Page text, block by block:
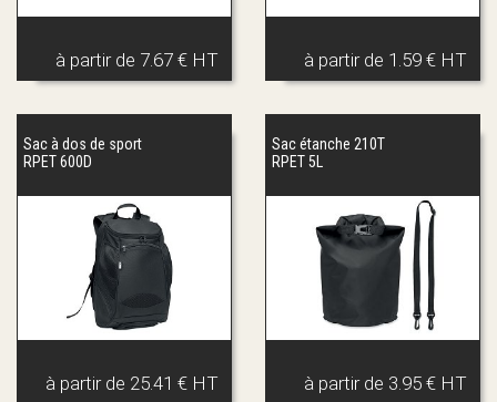
à partir de 7.67 € HT à partir de 1.59 € HT
Sac à dos de sport
RPET 600D
à partir de 25.41 € HT
Sac étanche 210T
RPET 5L
à partir de 3.95 € HT